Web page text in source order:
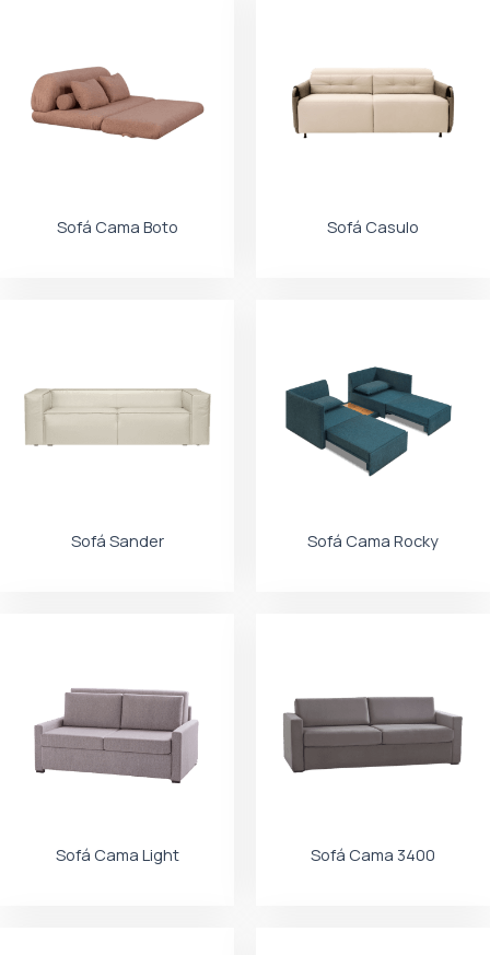
Sofá Cama Boto Sofá Casulo
Sofá Sander Sofá Cama Rocky
Sofá Cama Light Sofá Cama 3400